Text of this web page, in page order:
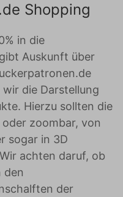
Shopping
in die
Auskunft über
die Darstellung
Hierzu sollten die
zoombar, von
sogar in 3D
achten daruf, ob
den
der